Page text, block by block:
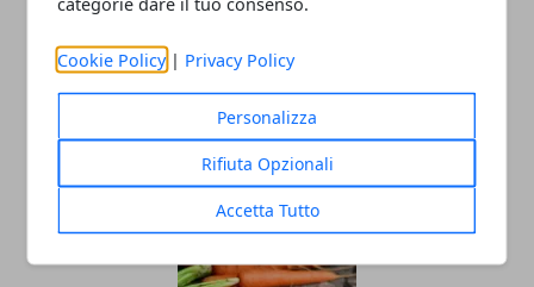
Cookie Policy | Privacy Policy
Personalizza
Rifiuta Opzionali
Accetta Tutto
Perché è importante utilizzare la
protezione solare tutti i giorni?
02/10/2025